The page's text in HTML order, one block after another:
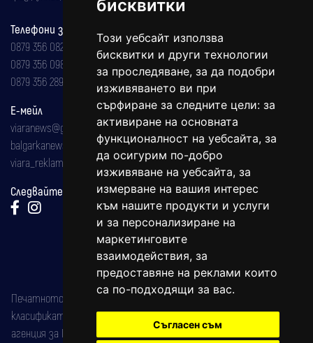
бисквитки
Този уебсайт използва
бисквитки и други технологии
за проследяване, за да подобри
изживяването ви при
сърфиране за следните цели: за
активиране на основната
функционалност на уебсайта, за
да осигурим по-добро
изживяване на уебсайта, за
измерване на вашия интерес
към нашите продукти и услуги
и за персонализиране на
маркетинговите
взаимодействия, за
предоставяне на реклами които
са по-подходящи за вас.
Съгласен съм
Телефони за реклама и абонаменти
0879 356 082
0879 356 098
0879 356 289
Е-мейл
viaranews@gmail.com
balgarkanews@gmail.com
viara_reklama@mail.bg
Следвайте ни:
Печатното издание на вестника е регистрирано в националния
класификатор на печатните издания (Българска национална
агенция за ISSN) под номер: ISSN 1312-4722.